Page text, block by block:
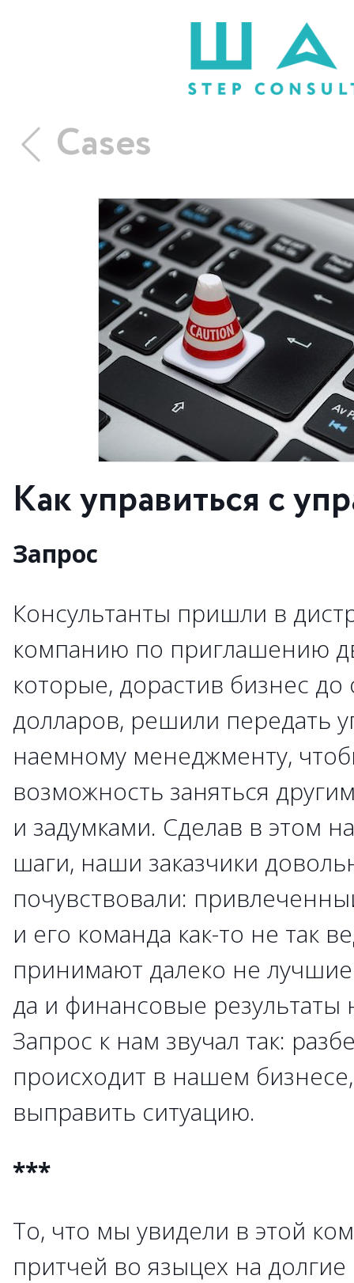
Cases
Как управиться с
Запрос
Консультанты пришли в
компанию по приглашению
которые, дорастив бизнес
долларов, решили передать
наемному менеджменту,
возможность заняться
и задумками. Сделав в этом
шаги, наши заказчики
почувствовали:
и его команда как-то не так
принимают далеко не
да и финансовые результаты
Запрос к нам звучал так:
происходит в нашем
выправить ситуацию.
***
То, что мы увидели в этой
притчей во языцех на